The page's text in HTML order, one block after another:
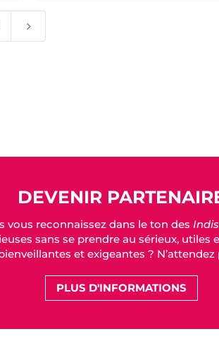
5
DEVENIR
vous reconnaissez dans le ton des
sans se prendre au sérieux, utiles
et exigeantes ? N’attendez
PLUS D'INFORMATIONS